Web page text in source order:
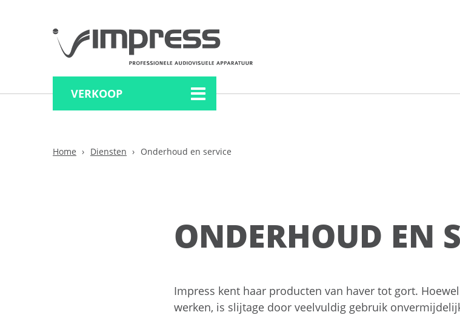
VERKOOP
Home Diensten Onderhoud en service
ONDERHOUD EN
Impress kent haar producten van haver tot gort.
werken, is slijtage door veelvuldig gebruik